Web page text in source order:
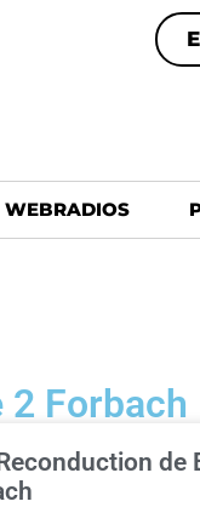
WEBRADIOS
2 Forbach
de